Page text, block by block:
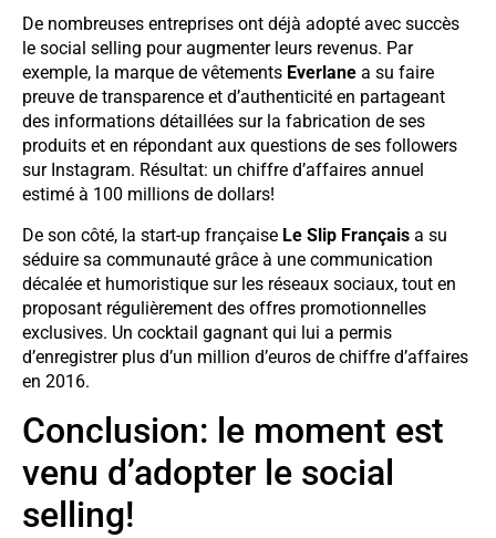
De nombreuses entreprises ont déjà adopté avec succès
le social selling pour augmenter leurs revenus. Par
exemple, la marque de vêtements Everlane a su faire
preuve de transparence et d’authenticité en partageant
des informations détaillées sur la fabrication de ses
produits et en répondant aux questions de ses followers
sur Instagram. Résultat: un chiffre d’affaires annuel
estimé à 100 millions de dollars!
De son côté, la start-up française Le Slip Français a su
séduire sa communauté grâce à une communication
décalée et humoristique sur les réseaux sociaux, tout en
proposant régulièrement des offres promotionnelles
exclusives. Un cocktail gagnant qui lui a permis
d’enregistrer plus d’un million d’euros de chiffre d’affaires
en 2016.
Conclusion: le moment est
venu d’adopter le social
selling!